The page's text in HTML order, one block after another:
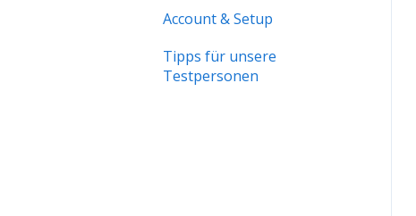
Premium-Features
Account & Setup
Tipps für unsere
Testpersonen